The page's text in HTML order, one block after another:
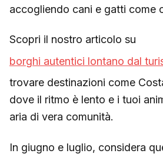
accogliendo cani e gatti come
Scopri il nostro articolo su
borghi autentici lontano dal
trovare destinazioni come
dove il ritmo è lento e i tuoi
aria di vera comunità.
In giugno e luglio, considera